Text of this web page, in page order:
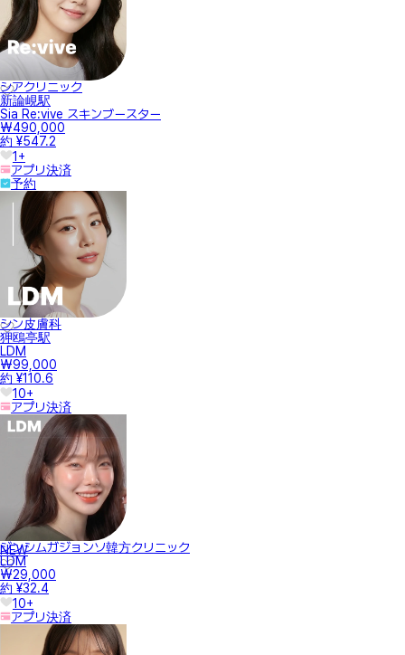
シアクリニック
新論峴駅
Sia Re:vive スキンブースター
₩490,000
約 ¥547.2
1+
アプリ決済
予約
シン皮膚科
狎鴎亭駅
LDM
₩99,000
約 ¥110.6
10+
アプリ決済
NEW
ジンシムガジョンソ韓方クリニック
LDM
₩29,000
約 ¥32.4
10+
アプリ決済